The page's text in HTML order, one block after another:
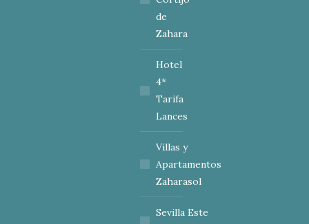
de
Zahara
Hotel
4*
Tarifa
Lances
Villas y
Apartamentos
Zaharasol
Sevilla Este